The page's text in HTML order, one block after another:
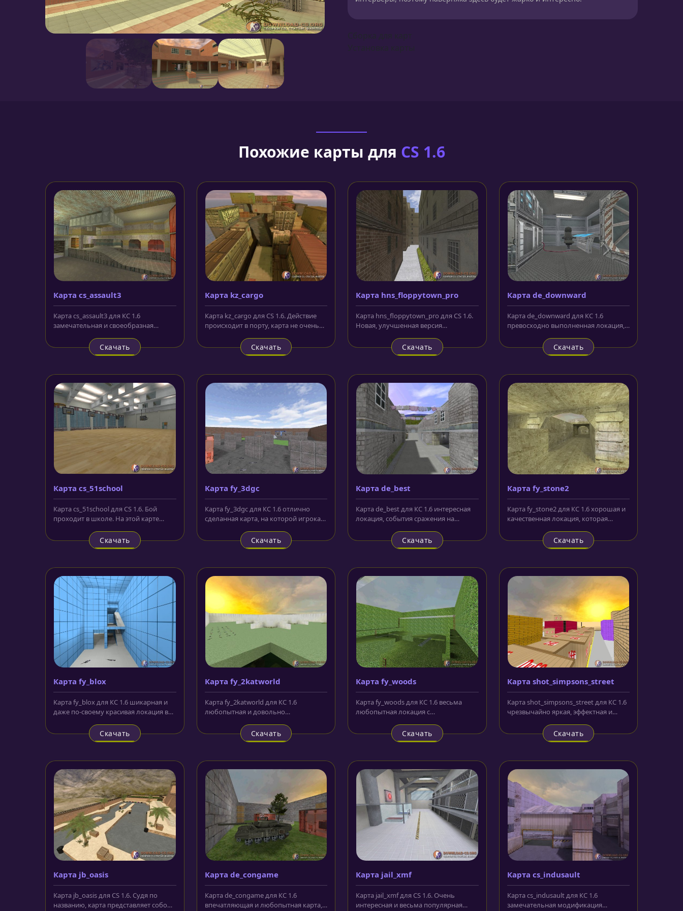
Похожие карты для CS 1.6
Карта cs_assault3
Карта cs_assault3 для КС 1.6
замечательная и своеобразная
Assault,...
Скачать
Карта kz_cargo
Карта kz_cargo для CS 1.6. Действие
происходит в порту, карта не очень
Скачать
Карта hns_floppytown_pro
Карта hns_floppytown_pro для CS 1.6.
Новая, улучшенная версия
hns_floppytown....Скачать
Карта de_downward
Карта de_downward для КС 1.6
превосходно выполненная локация,
Скачать
Карта cs_51school
Карта cs_51school для CS 1.6. Бой
проходит в школе. На этой карте
Скачать
Карта fy_3dgc
Карта fy_3dgc для КС 1.6 отлично
сделанная карта, на которой игрокам
Скачать
Карта de_best
Карта de_best для КС 1.6 интересная
локация, события сражения на
Скачать
Карта fy_stone2
Карта fy_stone2 для КС 1.6 хорошая и
качественная локация, которая
Скачать
Карта fy_blox
Карта fy_blox для КС 1.6 шикарная и
даже по-своему красивая локация в
Скачать
Карта fy_2katworld
Карта fy_2katworld для КС 1.6
любопытная и довольно
фоном в виде...Скачать
Карта fy_woods
Карта fy_woods для КС 1.6 весьма
любопытная локация с
Сражение на...
Скачать
Карта shot_simpsons_street
Карта shot_simpsons_street для КС 1.6
чрезвычайно яркая, эффектная и
Скачать
Карта jb_oasis
Карта jb_oasis для CS 1.6. Судя по
названию, карта представляет собой
Карта de_congame
Карта de_congame для КС 1.6
впечатляющая и любопытная карта, в
Карта jail_xmf
Карта jail_xmf для CS 1.6. Очень
интересная и весьма популярная
Карта cs_indusault
Карта cs_indusault для КС 1.6
замечательная модификация